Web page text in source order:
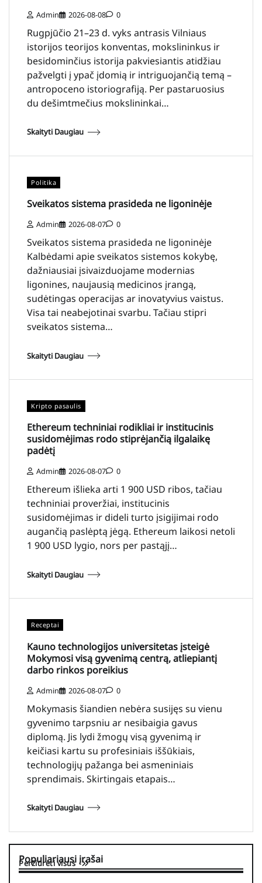
Admin 2026-08-08 0
Rugpjūčio 21–23 d. vyks antrasis Vilniaus
istorijos teorijos konventas, mokslininkus ir
besidominčius istorija pakviesiantis atidžiau
pažvelgti į ypač įdomią ir intriguojančią temą –
antropoceno istoriografiją. Per pastaruosius
du dešimtmečius mokslininkai…
Skaityti Daugiau
Politika
Sveikatos sistema prasideda ne ligoninėje
Admin 2026-08-07 0
Sveikatos sistema prasideda ne ligoninėje
Kalbėdami apie sveikatos sistemos kokybę,
dažniausiai įsivaizduojame modernias
ligonines, naujausią medicinos įrangą,
sudėtingas operacijas ar inovatyvius vaistus.
Visa tai neabejotinai svarbu. Tačiau stipri
sveikatos sistema…
Skaityti Daugiau
Kripto pasaulis
Ethereum techniniai rodikliai ir institucinis
susidomėjimas rodo stiprėjančią ilgalaikę
padėtį
Admin 2026-08-07 0
Ethereum išlieka arti 1 900 USD ribos, tačiau
techniniai proveržiai, institucinis
susidomėjimas ir dideli turto įsigijimai rodo
augančią paslėptą jėgą. Ethereum laikosi netoli
1 900 USD lygio, nors per pastąjį…
Skaityti Daugiau
Receptai
Kauno technologijos universitetas įsteigė
Mokymosi visą gyvenimą centrą, atliepiantį
darbo rinkos poreikius
Admin 2026-08-07 0
Mokymasis šiandien nebėra susijęs su vienu
gyvenimo tarpsniu ar nesibaigia gavus
diplomą. Jis lydi žmogų visą gyvenimą ir
keičiasi kartu su profesiniais iššūkiais,
technologijų pažanga bei asmeniniais
sprendimais. Skirtingais etapais…
Skaityti Daugiau
Populiariausi įrašai
Peržiūrėti visus